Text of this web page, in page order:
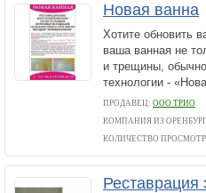
Новая ванна
Хотите обновить
ваша ванная не
и трещины,
технологии -
ПРОДАВЕЦ: ООО ТРИО
КОМПАНИЯ ИЗ
КОЛИЧЕСТВО
Реставрация